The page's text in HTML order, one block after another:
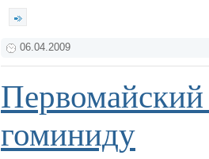
06.04.2009
гоминиду